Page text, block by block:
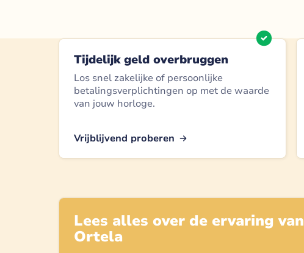
Tijdelijk geld overbruggen
Los snel zakelijke of persoonlijke
betalingsverplichtingen op met de waarde
van jouw horloge.
Vrijblijvend proberen
Lees alles over de ervaring van
Ortela